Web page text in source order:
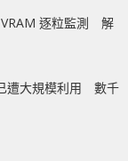
逐粒監測 解
遭大規模利用 數千